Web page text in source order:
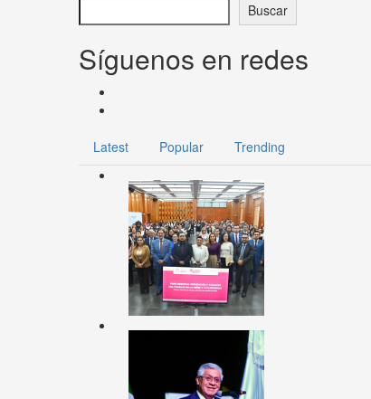
Buscar
Síguenos en redes
Latest Popular Trending